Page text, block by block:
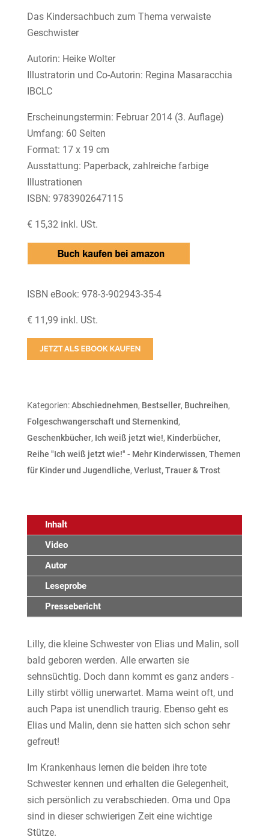
Das Kindersachbuch zum Thema verwaiste
Geschwister
Autorin: Heike Wolter
Illustratorin und Co-Autorin: Regina Masaracchia
IBCLC
Erscheinungstermin: Februar 2014 (3. Auflage)
Umfang: 60 Seiten
Format: 17 x 19 cm
Ausstattung: Paperback, zahlreiche farbige
Illustrationen
ISBN: 9783902647115
€ 15,32 inkl. USt.
ISBN eBook: 978-3-902943-35-4
€ 11,99 inkl. USt.
Kategorien:Abschiednehmen, Bestseller, Buchreihen,
Folgeschwangerschaft und Sternenkind,
Geschenkbücher, Ich weiß jetzt wie!, Kinderbücher,
Reihe "Ich weiß jetzt wie!" - Mehr Kinderwissen, Themen
für Kinder und Jugendliche, Verlust, Trauer & Trost
Inhalt
Video
Autor
Leseprobe
Pressebericht
Lilly, die kleine Schwester von Elias und Malin, soll
bald geboren werden. Alle erwarten sie
sehnsüchtig. Doch dann kommt es ganz anders -
Lilly stirbt völlig unerwartet. Mama weint oft, und
auch Papa ist unendlich traurig. Ebenso geht es
Elias und Malin, denn sie hatten sich schon sehr
gefreut!
Im Krankenhaus lernen die beiden ihre tote
Schwester kennen und erhalten die Gelegenheit,
sich persönlich zu verabschieden. Oma und Opa
sind in dieser schwierigen Zeit eine wichtige
Stütze.